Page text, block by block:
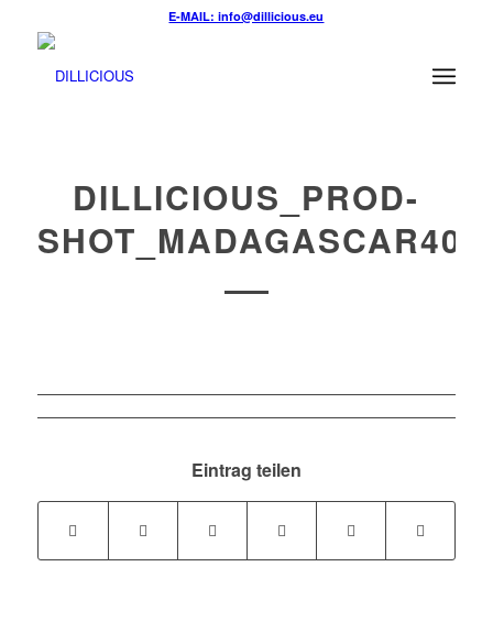
E-MAIL: info@dillicious.eu
DILLICIOUS_PROD-
SHOT_MADAGASCAR40
Eintrag teilen